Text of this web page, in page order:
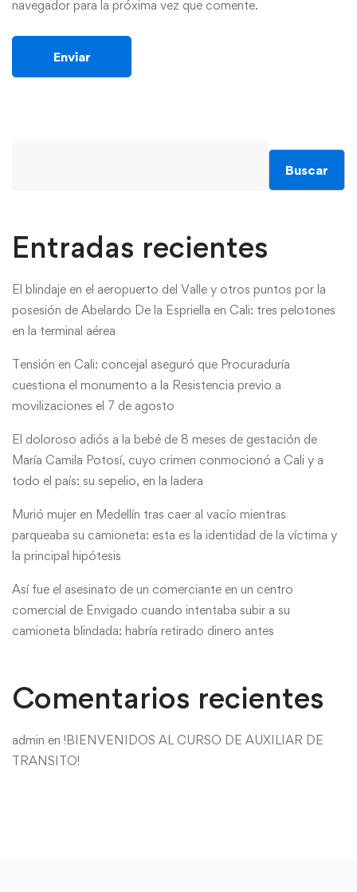
navegador para la próxima vez que comente.
Buscar
Entradas recientes
El blindaje en el aeropuerto del Valle y otros puntos por la
posesión de Abelardo De la Espriella en Cali: tres pelotones
en la terminal aérea
Tensión en Cali: concejal aseguró que Procuraduría
cuestiona el monumento a la Resistencia previo a
movilizaciones el 7 de agosto
El doloroso adiós a la bebé de 8 meses de gestación de
María Camila Potosí, cuyo crimen conmocionó a Cali y a
todo el país: su sepelio, en la ladera
Murió mujer en Medellín tras caer al vacío mientras
parqueaba su camioneta: esta es la identidad de la víctima y
la principal hipótesis
Así fue el asesinato de un comerciante en un centro
comercial de Envigado cuando intentaba subir a su
camioneta blindada: habría retirado dinero antes
Comentarios recientes
admin en !BIENVENIDOS AL CURSO DE AUXILIAR DE
TRANSITO!